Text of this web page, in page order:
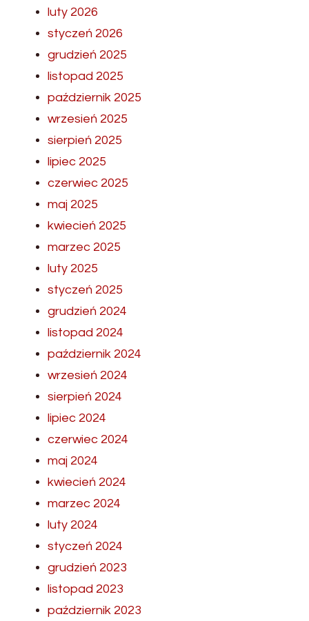
luty 2026
styczeń 2026
grudzień 2025
listopad 2025
październik 2025
wrzesień 2025
sierpień 2025
lipiec 2025
czerwiec 2025
maj 2025
kwiecień 2025
marzec 2025
luty 2025
styczeń 2025
grudzień 2024
listopad 2024
październik 2024
wrzesień 2024
sierpień 2024
lipiec 2024
czerwiec 2024
maj 2024
kwiecień 2024
marzec 2024
luty 2024
styczeń 2024
grudzień 2023
listopad 2023
październik 2023